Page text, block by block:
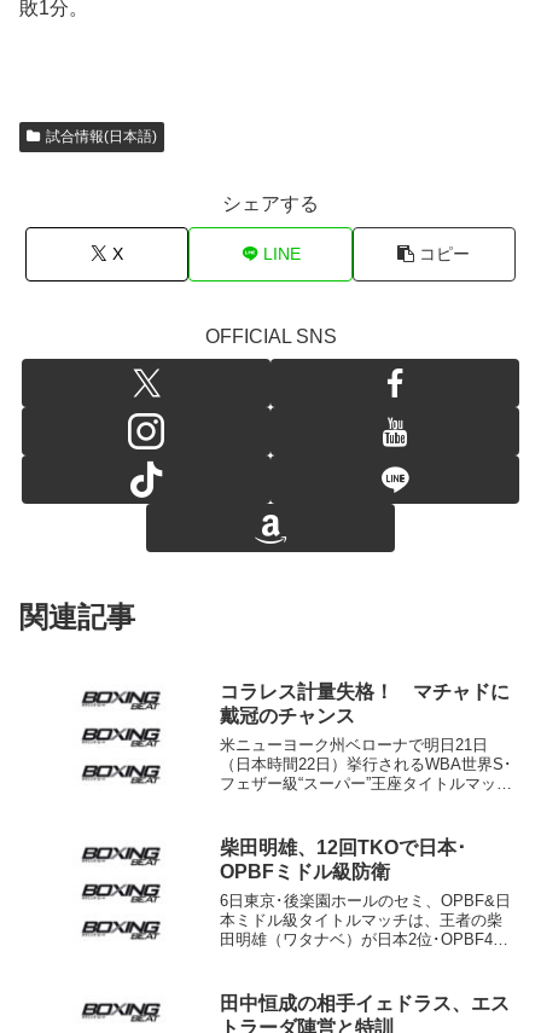
敗1分。
試合情報(日本語)
シェアする
X LINE コピー
OFFICIAL SNS
関連記事
コラレス計量失格！ マチャドに
戴冠のチャンス
米ニューヨーク州ベローナで明日21日
（日本時間22日）挙行されるWBA世界S･
フェザー級“スーパー”王座タイトルマッチ
のジェスレル・コラレス（パナマ）が最
初リミット4...
柴田明雄、12回TKOで日本･
OPBFミドル級防衛
6日東京･後楽園ホールのセミ、OPBF&日
本ミドル級タイトルマッチは、王者の柴
田明雄（ワタナベ）が日本2位･OPBF4位
本2度目の防衛に成功した。 昨年5...
田中恒成の相手イェドラス、エス
トラーダ陣営と特訓